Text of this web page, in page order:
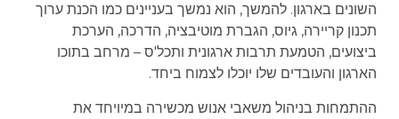
השונים בארגון. להמשך, הוא נמשך בעניינים כמו הכנת ערוך
תכנון קריירה, גיוס, הגברת מוטיבציה, הדרכה, הערכת
ביצועים, הטמעת תרבות ארגונית ותכל'ס – מרחב בתוכו
הארגון והעובדים שלו יוכלו לצמוח ביחד.
ההתמחות בניהול משאבי אנוש מכשירה במיויחד את